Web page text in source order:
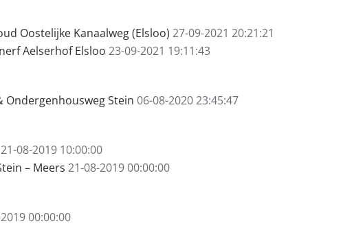
Oostelijke Kanaalweg (Elsloo) 27-09-2021 20:21:21
Aelserhof Elsloo 23-09-2021 19:11:43
Stein 06-08-2020 23:45:47
21-08-2019 10:00:00
– Meers 21-08-2019 00:00:00
00:00:00